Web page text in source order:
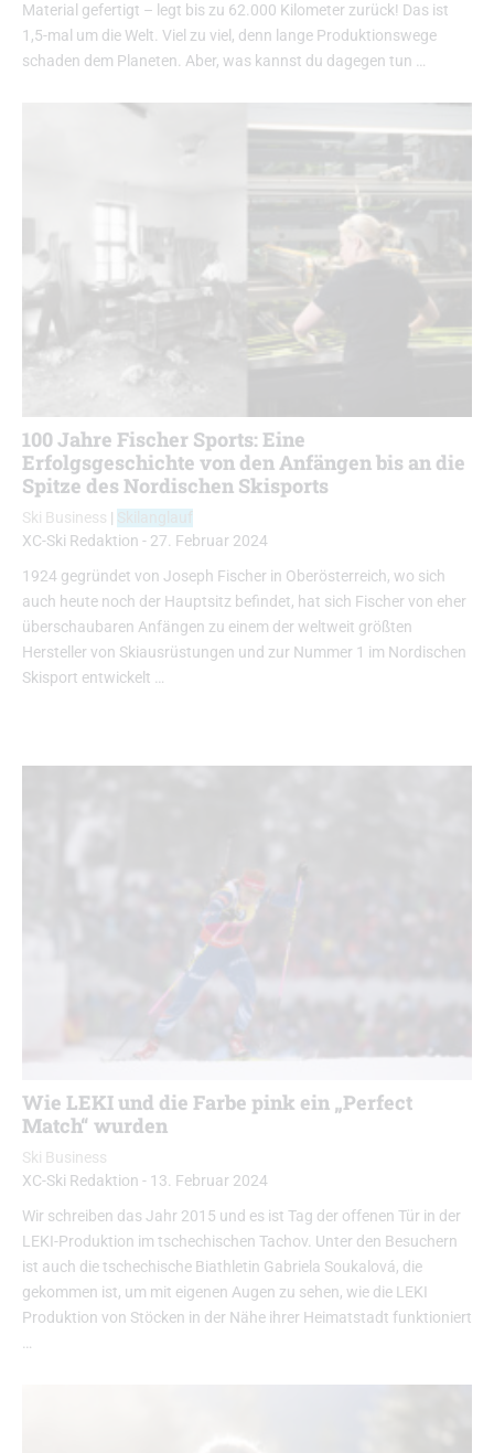
Material gefertigt – legt bis zu 62.000 Kilometer zurück! Das ist
1,5-mal um die Welt. Viel zu viel, denn lange Produktionswege
schaden dem Planeten. Aber, was kannst du dagegen tun …
100 Jahre Fischer Sports: Eine
Erfolgsgeschichte von den Anfängen bis an die
Spitze des Nordischen Skisports
Ski Business |
XC-Ski Redaktion - 27. Februar 2024
1924 gegründet von Joseph Fischer in Oberösterreich, wo sich
auch heute noch der Hauptsitz befindet, hat sich Fischer von eher
überschaubaren Anfängen zu einem der weltweit größten
Hersteller von Skiausrüstungen und zur Nummer 1 im Nordischen
Skisport entwickelt …
Wie LEKI und die Farbe pink ein „Perfect
Match“ wurden
Ski Business
XC-Ski Redaktion - 13. Februar 2024
Wir schreiben das Jahr 2015 und es ist Tag der offenen Tür in der
LEKI-Produktion im tschechischen Tachov. Unter den Besuchern
ist auch die tschechische Biathletin Gabriela Soukalová, die
gekommen ist, um mit eigenen Augen zu sehen, wie die LEKI
Produktion von Stöcken in der Nähe ihrer Heimatstadt funktioniert
…